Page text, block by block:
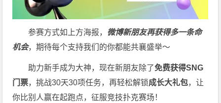
参赛方式如上方海报， 微博新朋友再获得多一条命
机会，期待每个支持我们的你都能共襄盛举～
助力新手成为大神，现在新朋友除了免费获得SNG
门票，挑战30天30项任务，再轻松解锁成长大礼包，让
你比别人赢在起跑点，征服竞技扑克赛场！